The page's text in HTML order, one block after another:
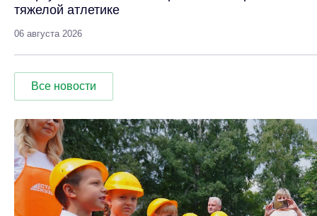
тяжелой атлетике
06 августа 2026
Все новости